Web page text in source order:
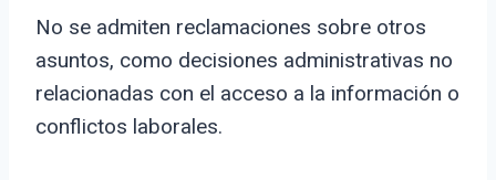
No se admiten reclamaciones sobre otros
asuntos, como decisiones administrativas no
relacionadas con el acceso a la información o
conflictos laborales.